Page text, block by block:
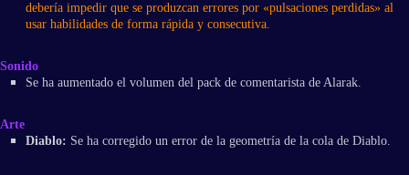
debería impedir que se produzcan errores por «pulsaciones perdidas» al
usar habilidades de forma rápida y consecutiva.
Sonido
Se ha aumentado el volumen del pack de comentarista de Alarak.
Arte
Diablo: Se ha corregido un error de la geometría de la cola de Diablo.